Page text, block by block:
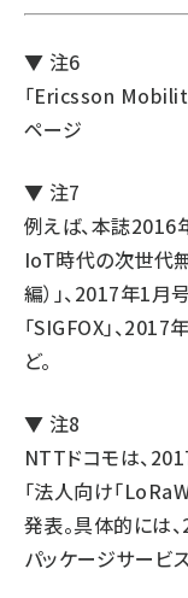
▼ 注6
「Ericsson
ページ
▼ 注7
例えば、本誌2016
IoT時代の次世代
編）」、2017年1月
「SIGFOX」、
ど。
▼ 注8
NTTドコモは、
「法人向け「
発表。具体的には
パッケージサービ